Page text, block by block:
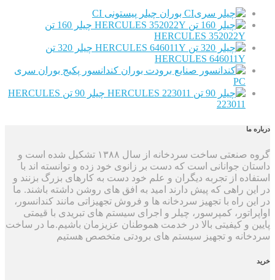
چیلر پیستونی CI
چیلر 160 تن
HERCULES
چیلر 320 تن
HERCULES
کندانسور پکیج بوران سری
چیلر 90 تن HERCULES
گروه صنعتی ساخت سردخانه از سال ۱۳۸۸ تشکیل شده است و
جوانانی است که دست بر زانوی خود زده و توانسته اند با
از تجربه دیگران و علم خود دست به کارهای بزرگ بزنند و
که پیش دارند امید به افق های روشن داشته باشند. ما
با تجهیز سردخانه ها و فروش تجهیزاتی مانند کندانسور،
کمپرسور، چیلر و اجرای سیستم های تبریدی با قیمتی
کیفیتی بالا در خدمت هموطنان عزیزمان باشیم.ما در ساخت
و تجهیز سیستم های برودتی متخصص هستیم